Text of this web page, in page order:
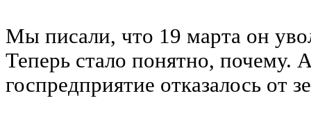
Мы писали, что 19 марта он
Теперь стало понятно, почему.
госпредприятие отказалось от